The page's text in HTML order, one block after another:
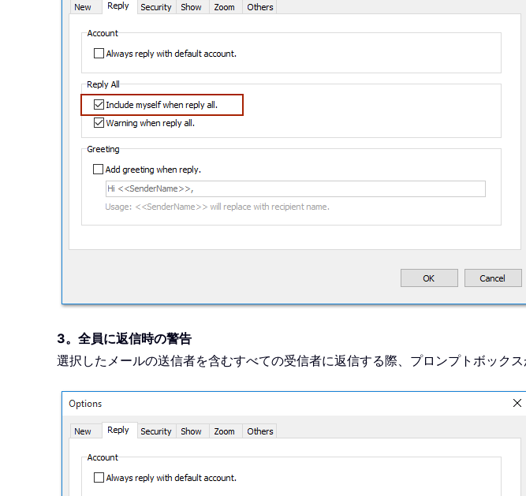
3。全員に返信時の警告
選択したメールの送信者を含むすべての受信者に返信する際、プロンプトボック